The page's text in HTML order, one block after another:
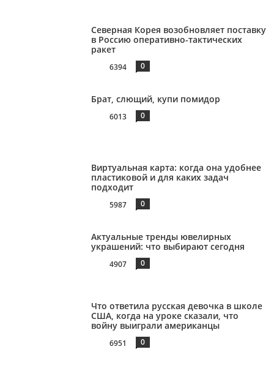
Северная Корея возобновляет поставку
в Россию оперативно-тактических
ракет
6394 0
Брат, слющий, купи помидор
6013 0
Виртуальная карта: когда она удобнее
пластиковой и для каких задач
подходит
5987 0
Актуальные тренды ювелирных
украшений: что выбирают сегодня
4907 0
Что ответила русская девочка в школе
США, когда на уроке сказали, что
войну выиграли американцы
6951 0